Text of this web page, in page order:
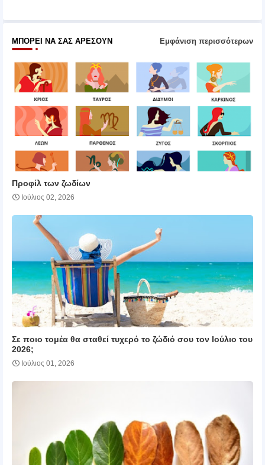
ΜΠΟΡΕΊ ΝΑ ΣΑΣ ΑΡΈΣΟΥΝ Εμφάνιση περισσότερων
Προφίλ των ζωδίων
Ιούλιος 02, 2026
Σε ποιο τομέα θα σταθεί τυχερό το ζώδιό σου τον Ιούλιο του
2026;
Ιούλιος 01, 2026